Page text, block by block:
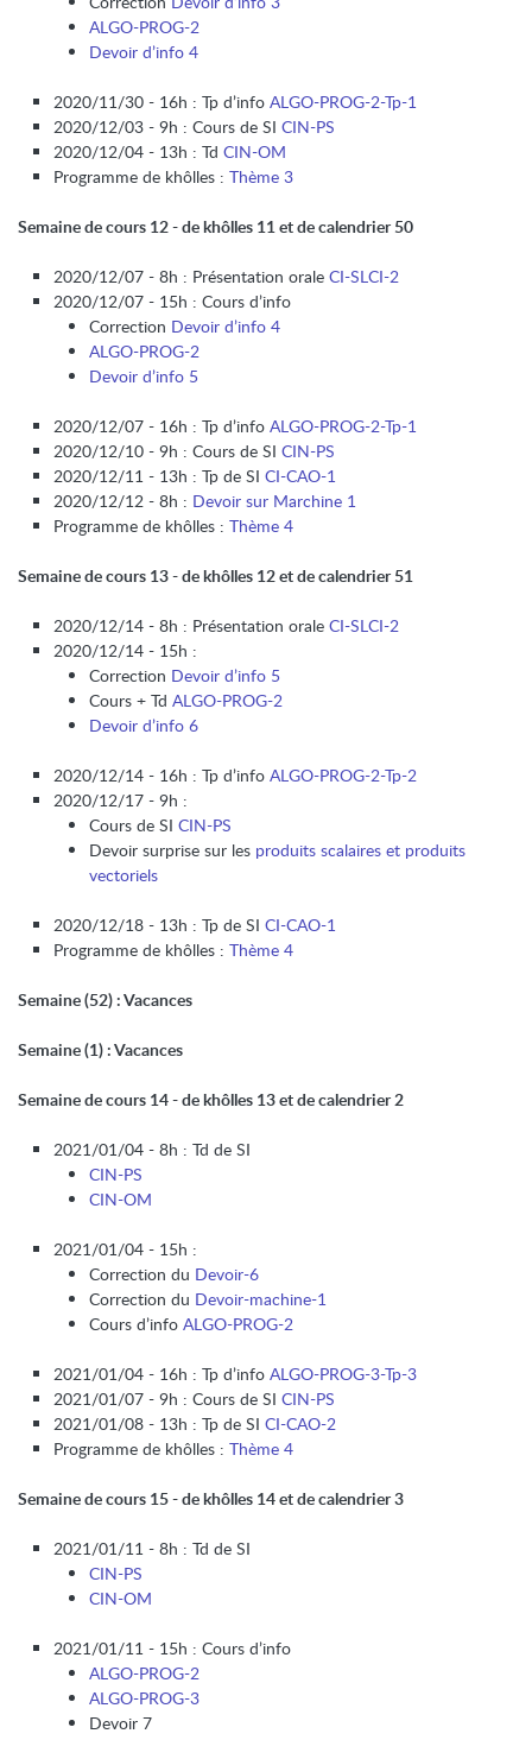
ALGO-PROG-2
Devoir d’info 4
2020/11/30 - 16h : Tp d’info ALGO-PROG-2-Tp-1
2020/12/03 - 9h : Cours de SI CIN-PS
2020/12/04 - 13h : Td CIN-OM
Programme de khôlles : Thème 3
Semaine de cours 12 - de khôlles 11 et de calendrier 50
2020/12/07 - 8h : Présentation orale CI-SLCI-2
2020/12/07 - 15h : Cours d’info
Correction Devoir d’info 4
ALGO-PROG-2
Devoir d’info 5
2020/12/07 - 16h : Tp d’info ALGO-PROG-2-Tp-1
2020/12/10 - 9h : Cours de SI CIN-PS
2020/12/11 - 13h : Tp de SI CI-CAO-1
2020/12/12 - 8h : Devoir sur Marchine 1
Programme de khôlles : Thème 4
Semaine de cours 13 - de khôlles 12 et de calendrier 51
2020/12/14 - 8h : Présentation orale CI-SLCI-2
2020/12/14 - 15h :
Correction Devoir d’info 5
Cours + Td ALGO-PROG-2
Devoir d’info 6
2020/12/14 - 16h : Tp d’info ALGO-PROG-2-Tp-2
2020/12/17 - 9h :
Cours de SI CIN-PS
Devoir surprise sur les produits scalaires et produits
vectoriels
2020/12/18 - 13h : Tp de SI CI-CAO-1
Programme de khôlles : Thème 4
Semaine (52) : Vacances
Semaine (1) : Vacances
Semaine de cours 14 - de khôlles 13 et de calendrier 2
2021/01/04 - 8h : Td de SI
CIN-PS
CIN-OM
2021/01/04 - 15h :
Correction du Devoir-6
Correction du Devoir-machine-1
Cours d’info ALGO-PROG-2
2021/01/04 - 16h : Tp d’info ALGO-PROG-3-Tp-3
2021/01/07 - 9h : Cours de SI CIN-PS
2021/01/08 - 13h : Tp de SI CI-CAO-2
Programme de khôlles : Thème 4
Semaine de cours 15 - de khôlles 14 et de calendrier 3
2021/01/11 - 8h : Td de SI
CIN-PS
CIN-OM
2021/01/11 - 15h : Cours d’info
ALGO-PROG-2
ALGO-PROG-3
Devoir 7